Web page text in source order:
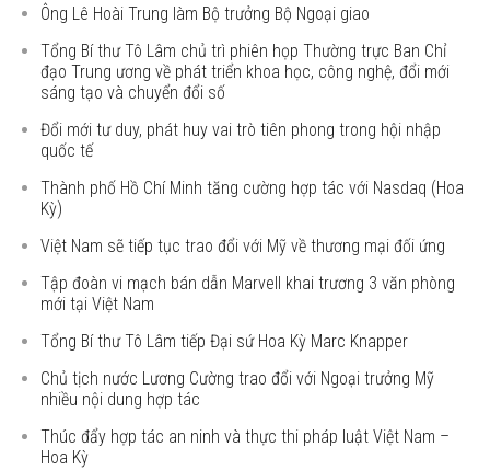
Ông Lê Hoài Trung làm Bộ trưởng Bộ Ngoại giao
Tổng Bí thư Tô Lâm chủ trì phiên họp Thường trực Ban Chỉ
đạo Trung ương về phát triển khoa học, công nghệ, đổi mới
sáng tạo và chuyển đổi số
Đổi mới tư duy, phát huy vai trò tiên phong trong hội nhập
quốc tế
Thành phố Hồ Chí Minh tăng cường hợp tác với Nasdaq (Hoa
Kỳ)
Việt Nam sẽ tiếp tục trao đổi với Mỹ về thương mại đối ứng
Tập đoàn vi mạch bán dẫn Marvell khai trương 3 văn phòng
mới tại Việt Nam
Tổng Bí thư Tô Lâm tiếp Đại sứ Hoa Kỳ Marc Knapper
Chủ tịch nước Lương Cường trao đổi với Ngoại trưởng Mỹ
nhiều nội dung hợp tác
Thúc đẩy hợp tác an ninh và thực thi pháp luật Việt Nam –
Hoa Kỳ